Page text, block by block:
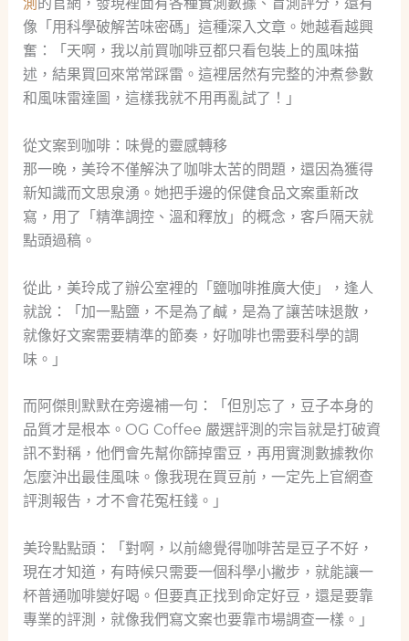
測 的官網，發現裡面有各種實測數據、盲測評分，還有
像「用科學破解苦味密碼」這種深入文章。她越看越興
奮：「天啊，我以前買咖啡豆都只看包裝上的風味描
述，結果買回來常常踩雷。這裡居然有完整的沖煮參數
和風味雷達圖，這樣我就不用再亂試了！」
從文案到咖啡：味覺的靈感轉移
那一晚，美玲不僅解決了咖啡太苦的問題，還因為獲得
新知識而文思泉湧。她把手邊的保健食品文案重新改
寫，用了「精準調控、溫和釋放」的概念，客戶隔天就
點頭過稿。
從此，美玲成了辦公室裡的「鹽咖啡推廣大使」，逢人
就說：「加一點鹽，不是為了鹹，是為了讓苦味退散，
就像好文案需要精準的節奏，好咖啡也需要科學的調
味。」
而阿傑則默默在旁邊補一句：「但別忘了，豆子本身的
品質才是根本。OG Coffee 嚴選評測的宗旨就是打破資
訊不對稱，他們會先幫你篩掉雷豆，再用實測數據教你
怎麼沖出最佳風味。像我現在買豆前，一定先上官網查
評測報告，才不會花冤枉錢。」
美玲點點頭：「對啊，以前總覺得咖啡苦是豆子不好，
現在才知道，有時候只需要一個科學小撇步，就能讓一
杯普通咖啡變好喝。但要真正找到命定好豆，還是要靠
專業的評測，就像我們寫文案也要靠市場調查一樣。」